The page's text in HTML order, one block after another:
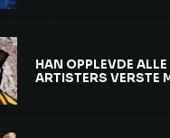
HAN OPPLEVDE ALLE
ARTISTERS VERSTE